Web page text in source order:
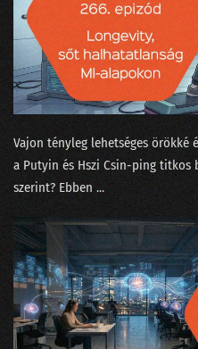
208 - Covid-
207 - Kit ver át az
206 - Sam
204 - A
203 - A popzene
Vajon tényleg lehetséges örökké
a Putyin és Hszi Csin-ping titkos
szerint? Ebben ...